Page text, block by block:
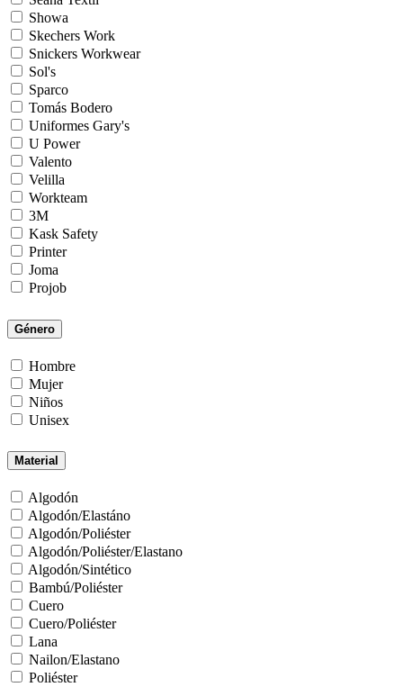
Showa
Skechers Work
Snickers Workwear
Sol's
Sparco
Tomás Bodero
Uniformes Gary's
U Power
Valento
Velilla
Workteam
3M
Kask Safety
Printer
Joma
Projob
Género
Hombre
Mujer
Niños
Unisex
Material
Algodón
Algodón/Elastáno
Algodón/Poliéster
Algodón/Poliéster/Elastano
Algodón/Sintético
Bambú/Poliéster
Cuero
Cuero/Poliéster
Lana
Nailon/Elastano
Poliéster